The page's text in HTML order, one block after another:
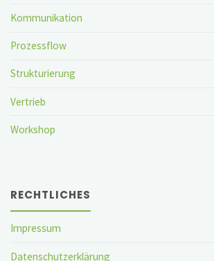
Kommunikation
Prozessflow
Strukturierung
Vertrieb
Workshop
RECHTLICHES
Impressum
Datenschutzerklärung